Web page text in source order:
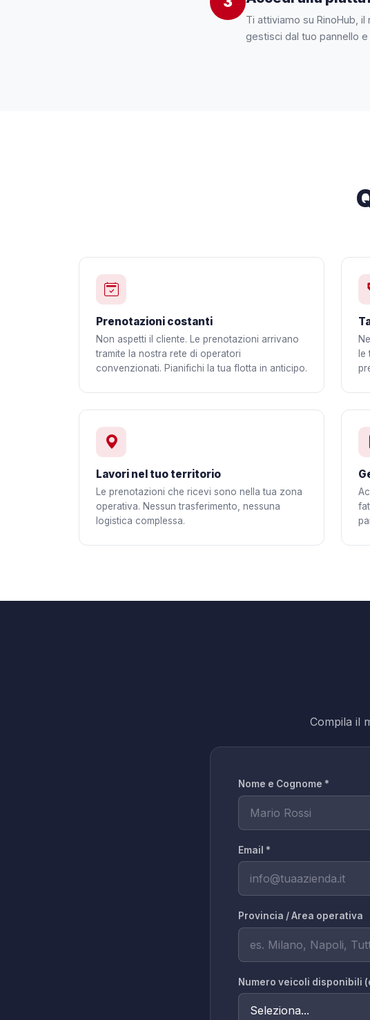
Ti attiviamo su RinoHub,
gestisci dal tuo pannello
Prenotazioni costanti
Non aspetti il cliente. Le prenotazioni arrivano
tramite la nostra rete di operatori
convenzionati. Pianifichi la tua flotta in anticipo.
Lavori nel tuo territorio
Le prenotazioni che ricevi sono nella tua zona
operativa. Nessun trasferimento, nessuna
logistica complessa.
Compila il
Nome e Cognome *
Email *
Provincia / Area operativa
Numero veicoli disponibili